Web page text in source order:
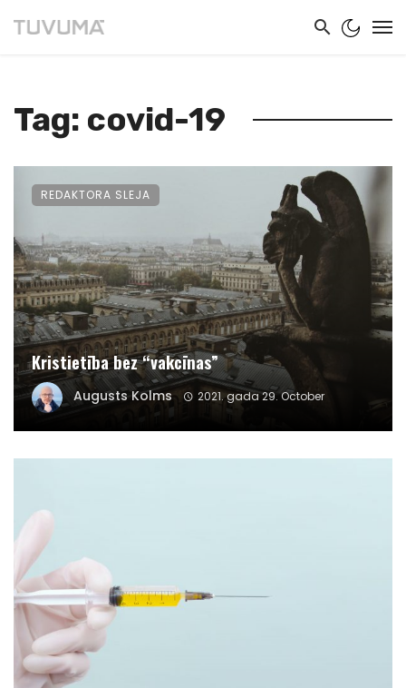
Tag: covid-19
Kristietība bez “vakcīnas”
Augusts Kolms 2021. gada 29. October
REDAKTORA SLEJA